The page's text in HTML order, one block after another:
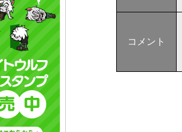
コメント